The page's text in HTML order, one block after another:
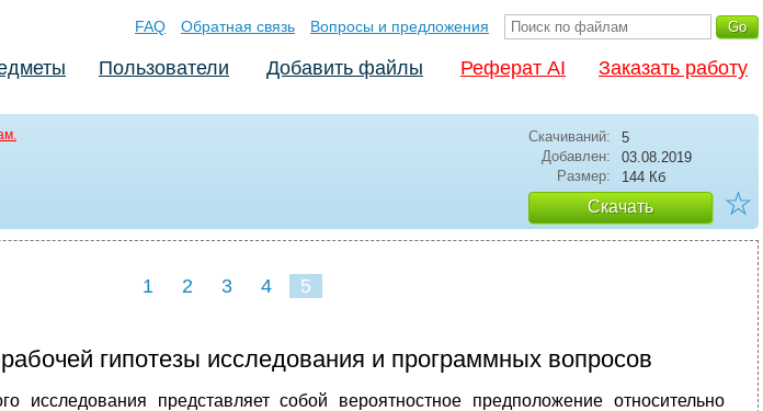
FAQ Обратная связь Вопросы и предложения
Пользователи Добавить файлы Реферат AI Заказать работу
Скачиваний:
5
Добавлен:
03.08.2019
Размер:
144 Кб
Скачать ☆
1 2 3 4 5
гипотезы исследования и программных вопросов
исследования представляет собой вероятностное предположение относительно